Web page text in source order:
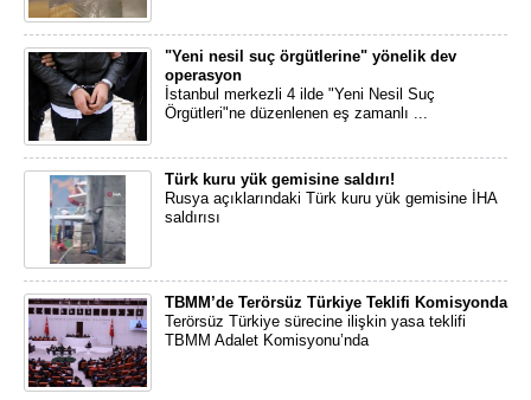
"Yeni nesil suç örgütlerine" yönelik dev
operasyon
İstanbul merkezli 4 ilde "Yeni Nesil Suç
Örgütleri"ne düzenlenen eş zamanlı ...
Türk kuru yük gemisine saldırı!
Rusya açıklarındaki Türk kuru yük gemisine İHA
saldırısı
TBMM’de Terörsüz Türkiye Teklifi Komisyonda
Terörsüz Türkiye sürecine ilişkin yasa teklifi
TBMM Adalet Komisyonu’nda